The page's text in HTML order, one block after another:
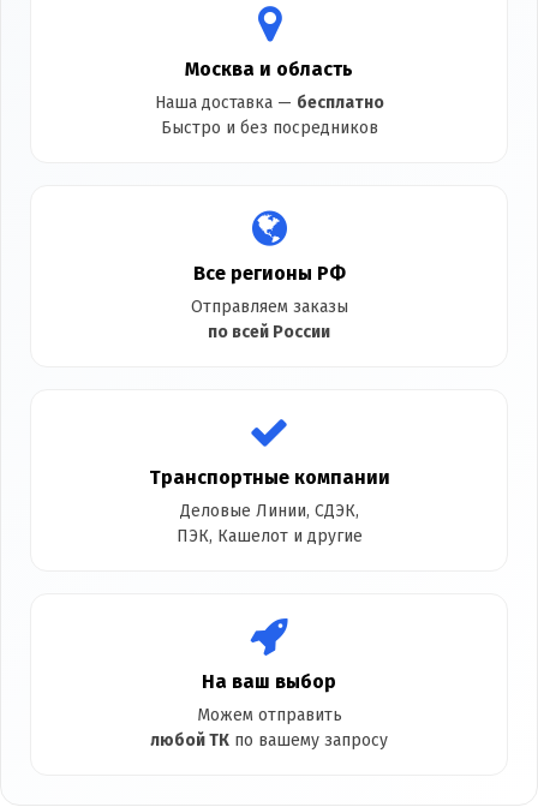
Москва и область
Наша доставка — бесплатно
Быстро и без посредников
Все регионы РФ
Отправляем заказы
по всей России
Транспортные компании
Деловые Линии, СДЭК,
ПЭК, Кашелот и другие
На ваш выбор
Можем отправить
любой ТК по вашему запросу